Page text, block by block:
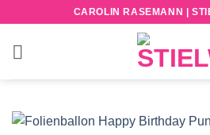
springen
CAROLIN RASEMANN |